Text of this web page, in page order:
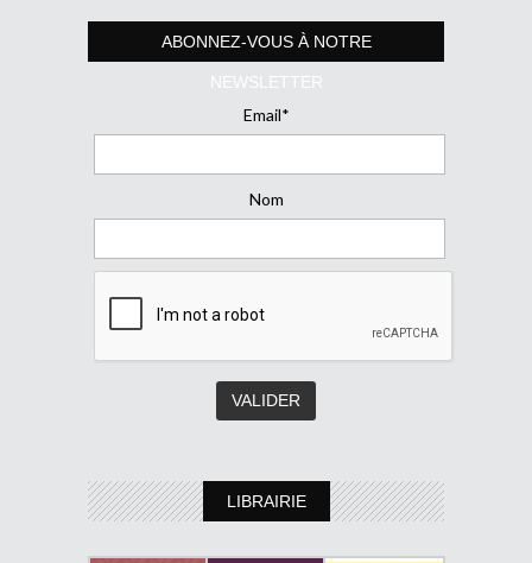
ABONNEZ-VOUS À NOTRE
NEWSLETTER
Email*
Nom
LIBRAIRIE